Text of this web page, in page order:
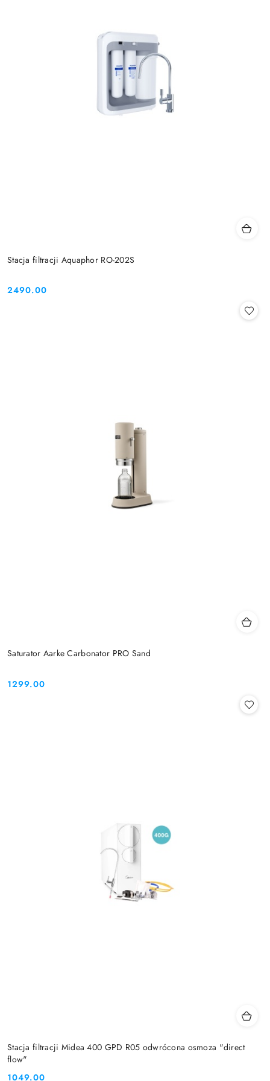
Stacja filtracji Aquaphor RO-202S
Cena:
2490.00
Saturator Aarke Carbonator PRO Sand
Cena:
1299.00
Stacja filtracji Midea 400 GPD R05 odwrócona osmoza "direct
flow"
1049.00